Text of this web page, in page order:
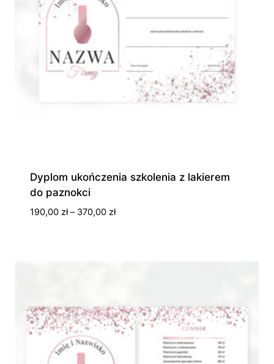
Dyplom ukończenia szkolenia z lakierem
do paznokci
190,00 zł – 370,00 złZakres